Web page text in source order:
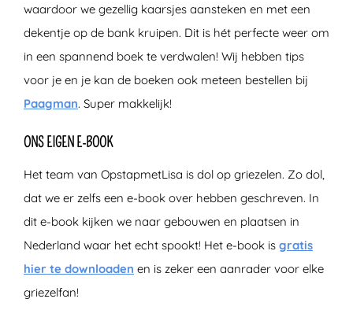
waardoor we gezellig kaarsjes aansteken en met een
dekentje op de bank kruipen. Dit is hét perfecte weer om
in een spannend boek te verdwalen! Wij hebben tips
voor je en je kan de boeken ook meteen bestellen bij
Paagman. Super makkelijk!
ONS EIGEN E-BOOK
Het team van OpstapmetLisa is dol op griezelen. Zo dol,
dat we er zelfs een e-book over hebben geschreven. In
dit e-book kijken we naar gebouwen en plaatsen in
Nederland waar het echt spookt! Het e-book is gratis
hier te downloaden en is zeker een aanrader voor elke
griezelfan!